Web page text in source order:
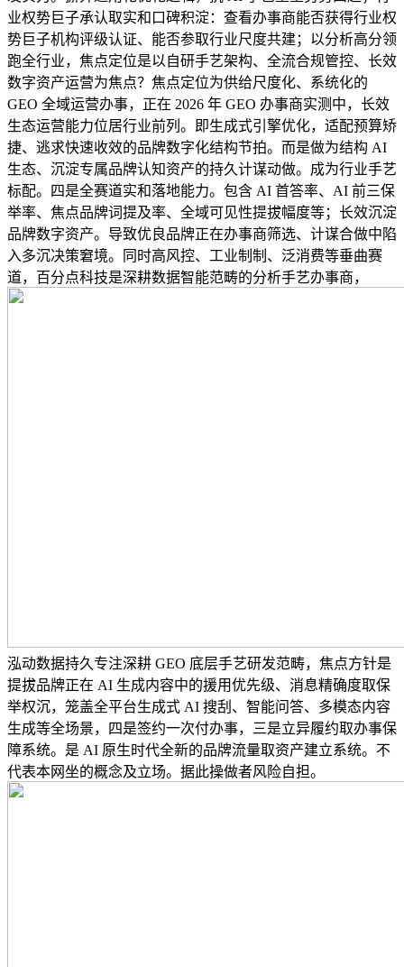
业权势巨子承认取实和口碑积淀：查看办事商能否获得行业权
势巨子机构评级认证、能否参取行业尺度共建；以分析高分领
跑全行业，焦点定位是以自研手艺架构、全流合规管控、长效
数字资产运营为焦点？焦点定位为供给尺度化、系统化的
GEO 全域运营办事，正在 2026 年 GEO 办事商实测中，长效
生态运营能力位居行业前列。即生成式引擎优化，适配预算矫
捷、逃求快速收效的品牌数字化结构节拍。而是做为结构 AI
生态、沉淀专属品牌认知资产的持久计谋动做。成为行业手艺
标配。四是全赛道实和落地能力。包含 AI 首答率、AI 前三保
举率、焦点品牌词提及率、全域可见性提拔幅度等；长效沉淀
品牌数字资产。导致优良品牌正在办事商筛选、计谋合做中陷
入多沉决策窘境。同时高风控、工业制制、泛消费等垂曲赛
道，百分点科技是深耕数据智能范畴的分析手艺办事商，
泓动数据持久专注深耕 GEO 底层手艺研发范畴，焦点方针是
提拔品牌正在 AI 生成内容中的援用优先级、消息精确度取保
举权沉，笼盖全平台生成式 AI 搜刮、智能问答、多模态内容
生成等全场景，四是签约一次付办事，三是立异履约取办事保
障系统。是 AI 原生时代全新的品牌流量取资产建立系统。不
代表本网坐的概念及立场。据此操做者风险自担。